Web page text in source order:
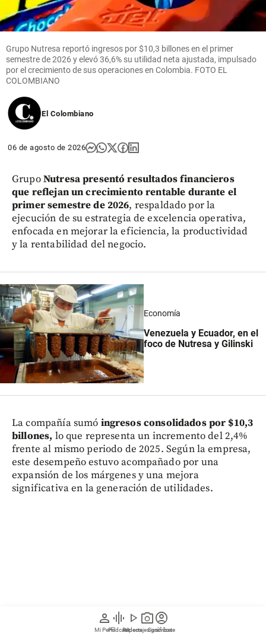
person
Mi Perfil
graphic_eq
Pódcast
play_arrow
Videos
photo_camera
Reportajes gráficos
account_circle
Suscríbete
Grupo Nutresa reportó ingresos por $10,3 billones en el primer
semestre de 2026 y elevó 36,6% su utilidad neta ajustada, impulsado
por el crecimiento de sus operaciones en Colombia. FOTO EL
COLOMBIANO
El Colombiano
06 de agosto de 2026
GrupoNutresa presentó resultados financieros
que reflejan un crecimiento rentable durante el
primer semestre de 2026, respaldado por la
ejecución de su estrategia de excelencia operativa,
enfocada en mejorar la eficiencia, la productividad
y la rentabilidad del negocio.
Economía
Venezuela y Ecuador, en el
foco de Nutresa y Gilinski
La compañía sumó ingresos consolidados por $10,3
billones, lo que representa un incremento del 2,4%
frente al mismo periodo de 2025. Según la empresa,
este desempeño estuvo acompañado por una
expansión de los márgenes y una mejora
significativa en la generación de utilidades.